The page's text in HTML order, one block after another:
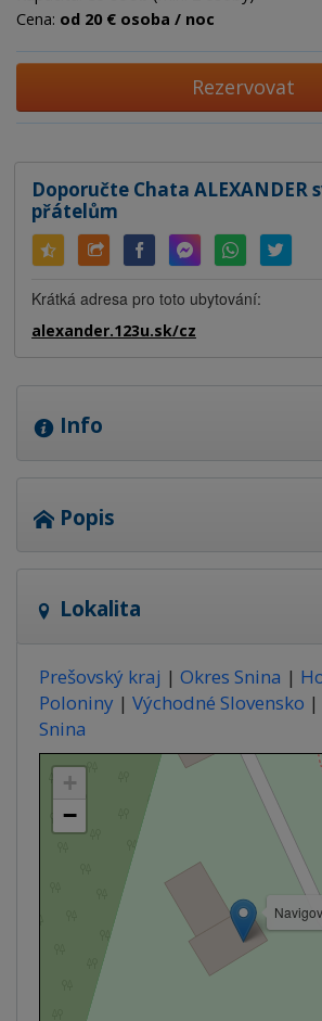
Cena: od 20 € osoba / noc
Rezervovat
Doporučte Chata ALEXANDER
přátelům
Krátká adresa pro toto ubytování:
alexander.123u.sk/cz
Info
Popis
Lokalita
Prešovský kraj | Okres Snina |
Poloniny | Východné Slovensko |
Snina
+
−